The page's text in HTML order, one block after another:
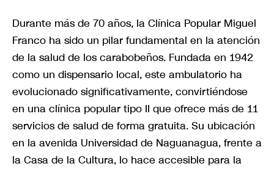
Durante más de 70 años, la Clínica Popular Miguel
Franco ha sido un pilar fundamental en la atención
de la salud de los carabobeños. Fundada en 1942
como un dispensario local, este ambulatorio ha
evolucionado significativamente, convirtiéndose
en una clínica popular tipo II que ofrece más de 11
servicios de salud de forma gratuita. Su ubicación
en la avenida Universidad de Naguanagua, frente a
la Casa de la Cultura, lo hace accesible para la